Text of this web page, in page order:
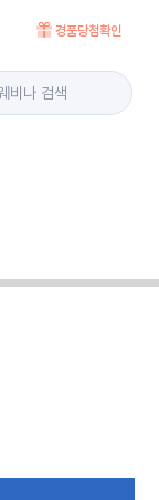
경품당첨확인